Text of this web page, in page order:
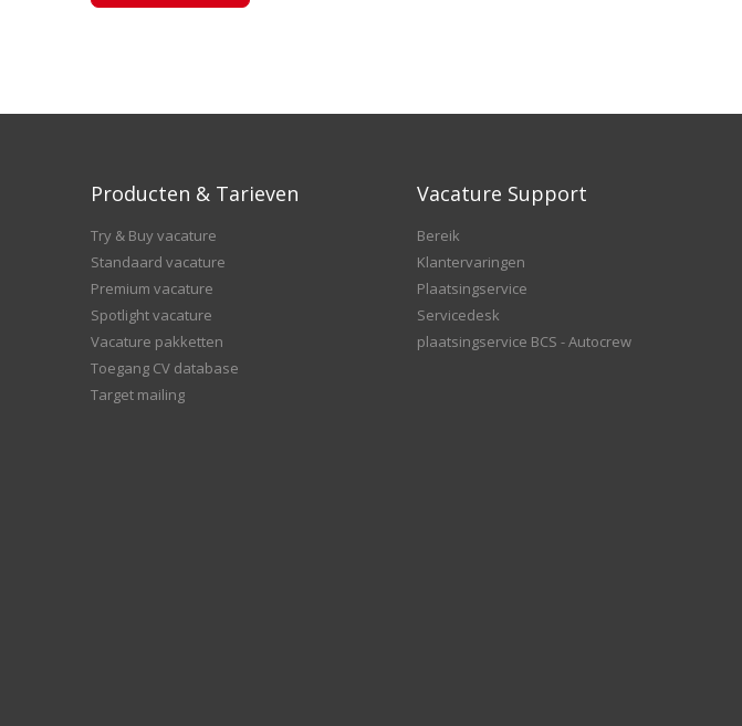
Producten & Tarieven
Try & Buy vacature
Standaard vacature
Premium vacature
Spotlight vacature
Vacature pakketten
Toegang CV database
Target mailing
Vacature Support
Bereik
Klantervaringen
Plaatsingservice
Servicedesk
plaatsingservice BCS - Autocrew